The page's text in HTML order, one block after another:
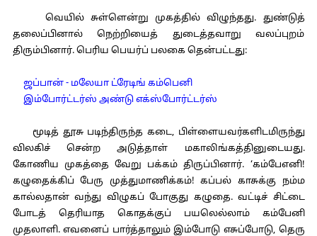
வெயில் சுள்ளென்று முகத்தில் விழுந்தது. துண்டுத்
தலைப்பினால் நெற்றியைத் துடைத்தவாறு வலப்புறம்
திரும்பினார். பெரிய பெயர்ப் பலகை தென்பட்டது:
ஜப்பான் - மலேயா ட்ரேடிங் கம்பெனி
இம்போர்ட்டர்ஸ் அண்டு எக்ஸ்போர்ட்டர்ஸ்
மூடித் தூசு படிந்திருந்த கடை, பிள்ளையவர்களிடமிருந்து
விலகிச் சென்ற அடுத்தாள் மகாலிங்கத்தினுடையது.
கோணிய முகத்தை வேறு பக்கம் திருப்பினார். ‘கம்பேஎனி!
கழுதைக்கிப் பேரு முத்துமாணிக்கம்! கப்பல் காசுக்கு நம்ம
கால்லதான் வந்து விழுகப் போகுது கழுதை. வட்டிச் சிட்டை
போடத் தெரியாத கொதக்குப் பயலெல்லாம் கம்பேனி
முதலாளி. எவனைப் பார்த்தாலும் இம்போடு எசுப்போடு, தெரு